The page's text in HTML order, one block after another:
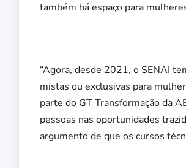
também há espaço para
“Agora, desde 2021, o SENAI
mistas ou exclusivas para
parte do GT Transformação da
pessoas nas oportunidades
argumento de que os cursos